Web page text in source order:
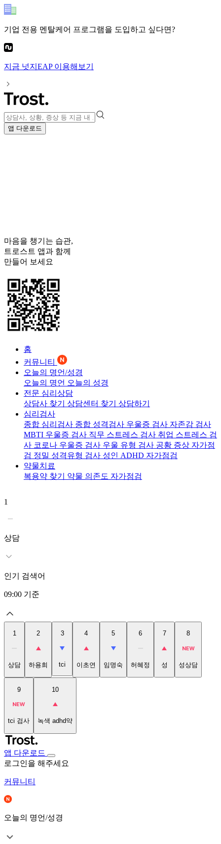
기업 전용 멘탈케어 프로그램을 도입하고 싶다면?
지금 넛지EAP이용해보기
앱 다운로드
마음을 챙기는 습관,
트로스트 앱과 함께
만들어 보세요
홈
커뮤니티
오늘의 명언/성경
오늘의 명언 오늘의 성경
전문 심리상담
상담사 찾기 상담센터 찾기 상담하기
심리검사
종합 심리검사 종합 성격검사 우울증 검사 자존감 검사
MBTI 우울증 검사 직무 스트레스 검사 취업 스트레스 검
사 코로나 우울증 검사 우울 유형 검사 공황 증상 자가점
검 정밀 성격유형 검사 성인 ADHD 자가점검
약물치료
복용약 찾기 약물 의존도 자가점검
1
상담
인기 검색어
09:00 기준
1
상담
2
하용희
3
tci
4
이초연
5
임명숙
6
허혜정
7
성
8
성상담
9
tci 검사
10
녹색 adhd약
앱 다운로드
로그인을 해주세요
커뮤니티
오늘의 명언/성경